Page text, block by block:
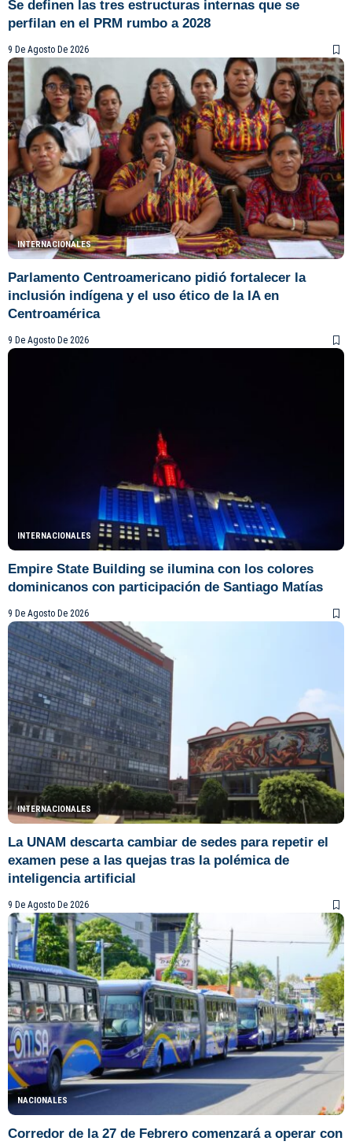
Se definen las tres estructuras internas que se
perfilan en el PRM rumbo a 2028
9 De Agosto De 2026
INTERNACIONALES
Parlamento Centroamericano pidió fortalecer la
inclusión indígena y el uso ético de la IA en
Centroamérica
9 De Agosto De 2026
INTERNACIONALES
Empire State Building se ilumina con los colores
dominicanos con participación de Santiago Matías
9 De Agosto De 2026
INTERNACIONALES
La UNAM descarta cambiar de sedes para repetir el
examen pese a las quejas tras la polémica de
inteligencia artificial
9 De Agosto De 2026
NACIONALES
Corredor de la 27 de Febrero comenzará a operar con